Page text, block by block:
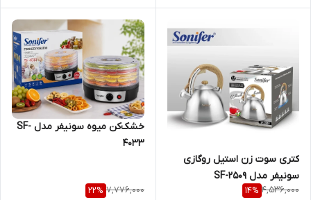
کتری سوت زن استیل روگازی
سونیفر مدل SF-2509
4,536,000
14%
خشک‌کن میوه سونیفر ‌مدل SF-
4033
7,776,000
22%